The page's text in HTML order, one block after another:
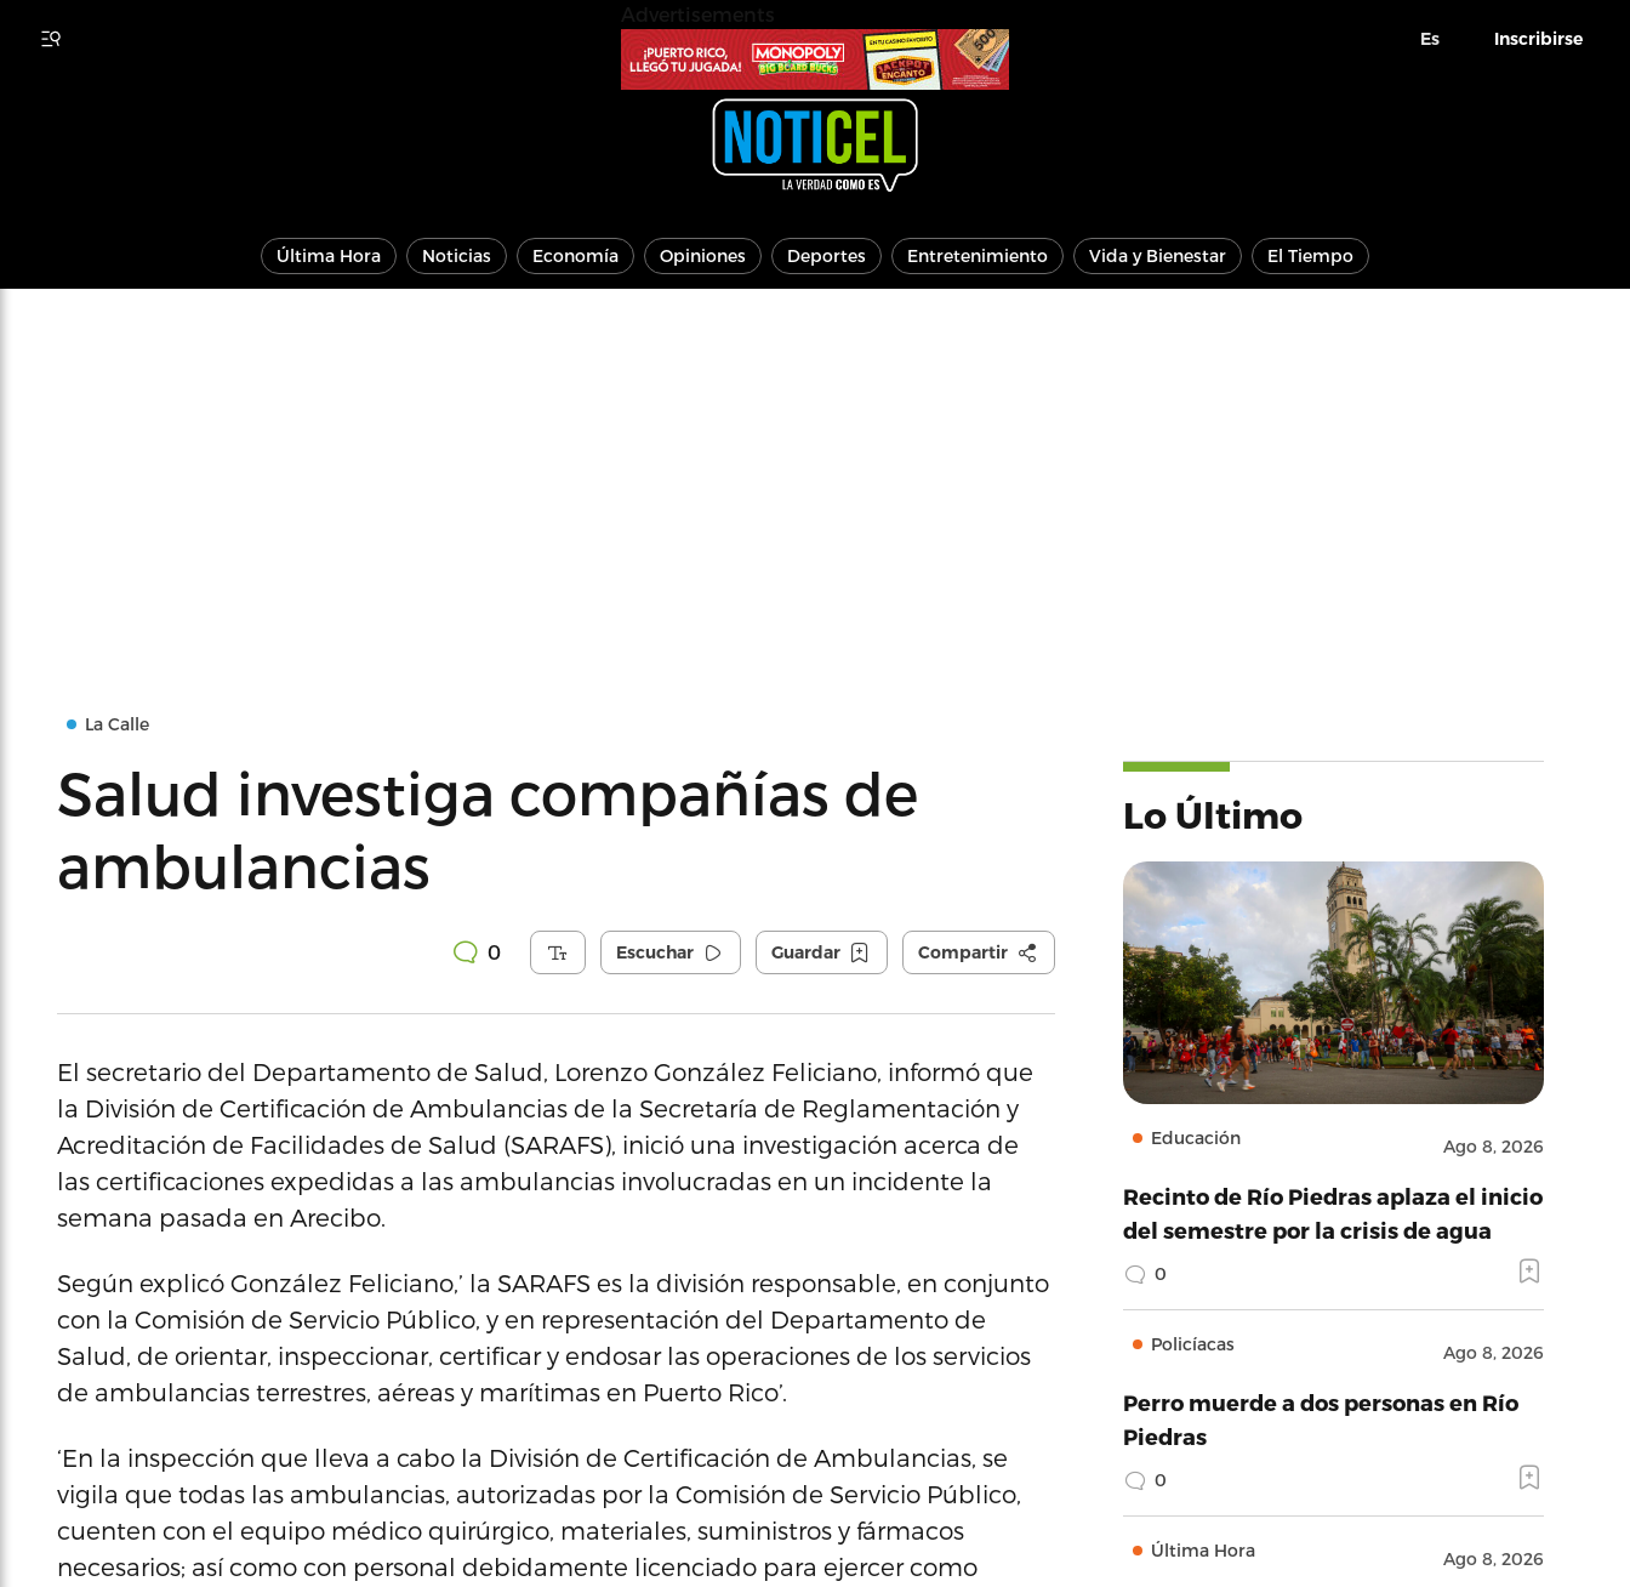
Es Inscribirse
Última Hora Noticias Economía Opiniones Deportes Entretenimiento Vida y Bienestar El Tiempo
La Calle
Salud investiga compañías de
ambulancias
0 Escuchar Guardar Compartir
El secretario del Departamento de Salud, Lorenzo González Feliciano, informó que
la División de Certificación de Ambulancias de la Secretaría de Reglamentación y
Acreditación de Facilidades de Salud (SARAFS), inició una investigación acerca de
las certificaciones expedidas a las ambulancias involucradas en un incidente la
semana pasada en Arecibo.
Según explicó González Feliciano,’ la SARAFS es la división responsable, en conjunto
con la Comisión de Servicio Público, y en representación del Departamento de
Salud, de orientar, inspeccionar, certificar y endosar las operaciones de los servicios
de ambulancias terrestres, aéreas y marítimas en Puerto Rico’.
‘En la inspección que lleva a cabo la División de Certificación de Ambulancias, se
vigila que todas las ambulancias, autorizadas por la Comisión de Servicio Público,
cuenten con el equipo médico quirúrgico, materiales, suministros y fármacos
necesarios; así como con personal debidamente licenciado para ejercer como
Lo Último
Educación Ago 8, 2026
Recinto de Río Piedras aplaza el inicio
del semestre por la crisis de agua
0
Policíacas Ago 8, 2026
Perro muerde a dos personas en Río
Piedras
0
Última Hora Ago 8, 2026